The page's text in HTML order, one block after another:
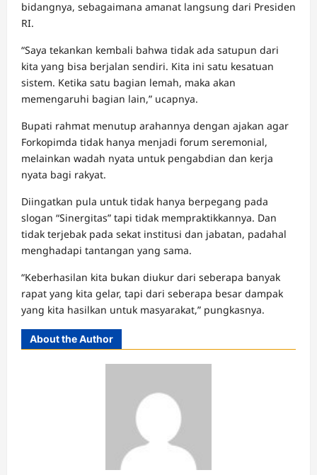
bidangnya, sebagaimana amanat langsung dari Presiden
RI.
“Saya tekankan kembali bahwa tidak ada satupun dari
kita yang bisa berjalan sendiri. Kita ini satu kesatuan
sistem. Ketika satu bagian lemah, maka akan
memengaruhi bagian lain,” ucapnya.
Bupati rahmat menutup arahannya dengan ajakan agar
Forkopimda tidak hanya menjadi forum seremonial,
melainkan wadah nyata untuk pengabdian dan kerja
nyata bagi rakyat.
Diingatkan pula untuk tidak hanya berpegang pada
slogan “Sinergitas” tapi tidak mempraktikkannya. Dan
tidak terjebak pada sekat institusi dan jabatan, padahal
menghadapi tantangan yang sama.
“Keberhasilan kita bukan diukur dari seberapa banyak
rapat yang kita gelar, tapi dari seberapa besar dampak
yang kita hasilkan untuk masyarakat,” pungkasnya.
About the Author